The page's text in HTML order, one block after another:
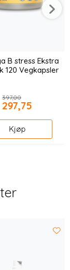
B stress Ekstra
120 Vegkapsler
397,00
297,75
Kjøp